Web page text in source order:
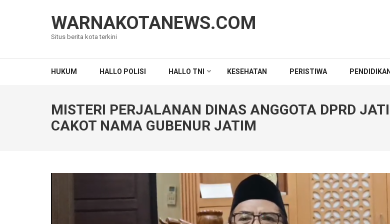
WARNAKOTANEWS.COM
Situs berita kota terkini
HUKUM HALLO POLISI HALLO TNI KESEHATAN PERISTIWA
MISTERI PERJALANAN DINAS ANGGOTA DPRD
CAKOT NAMA GUBENUR JATIM